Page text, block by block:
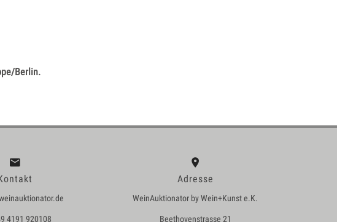
Berlin.
4191 920108
Adresse
WeinAuktionator by Wein+Kunst e.K.
Beethovenstrasse 21